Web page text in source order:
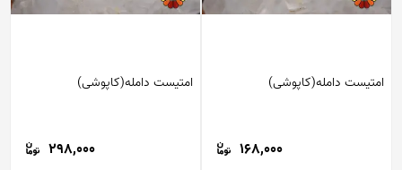
امتیست دامله(کاپوشی)
168,000
امتیست دامله(کاپوشی)
298,000